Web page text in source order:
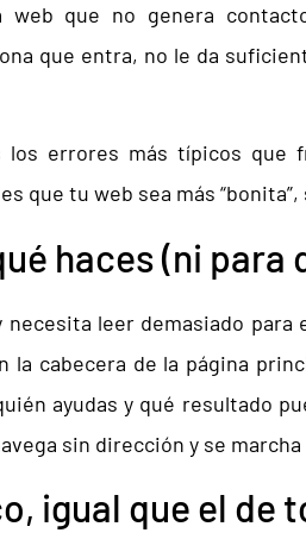
web que no genera
que entra, no le da
errores más típicos que
que tu web sea más
haces (ni para
leer demasiado para
la cabecera de la página
ayudas y qué resultado
sin dirección y se
igual que el de